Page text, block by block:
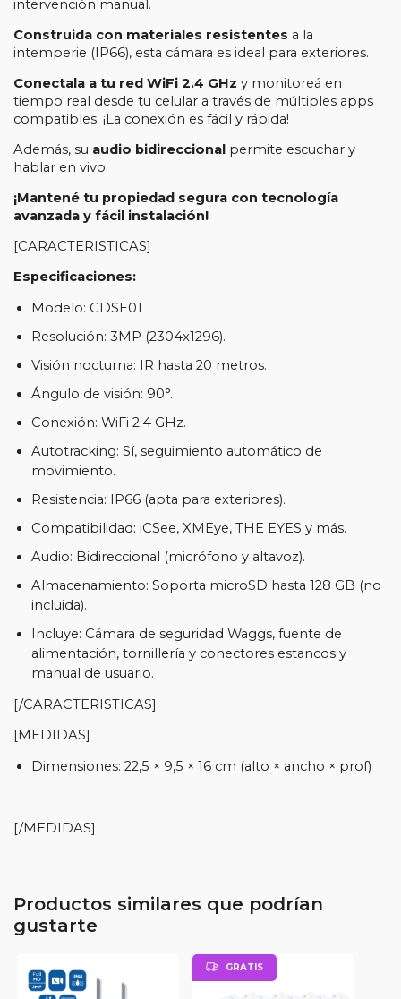
intervención manual.
Construida con materiales resistentes a la
intemperie (IP66), esta cámara es ideal para exteriores.
Conectala a tu red WiFi 2.4 GHz y monitoreá en
tiempo real desde tu celular a través de múltiples apps
compatibles. ¡La conexión es fácil y rápida!
Además, su audio bidireccional permite escuchar y
hablar en vivo.
¡Mantené tu propiedad segura con tecnología
avanzada y fácil instalación!
[CARACTERISTICAS]
Especificaciones:
Modelo: CDSE01
Resolución: 3MP (2304x1296).
Visión nocturna: IR hasta 20 metros.
Ángulo de visión: 90°.
Conexión: WiFi 2.4 GHz.
Autotracking: Sí, seguimiento automático de
movimiento.
Resistencia: IP66 (apta para exteriores).
Compatibilidad: iCSee, XMEye, THE EYES y más.
Audio: Bidireccional (micrófono y altavoz).
Almacenamiento: Soporta microSD hasta 128 GB (no
incluida).
Incluye: Cámara de seguridad Waggs, fuente de
alimentación, tornillería y conectores estancos y
manual de usuario.
[/CARACTERISTICAS]
[MEDIDAS]
Dimensiones: 22,5 × 9,5 × 16 cm (alto × ancho × prof)
[/MEDIDAS]
Productos similares que podrían
gustarte
GRATIS